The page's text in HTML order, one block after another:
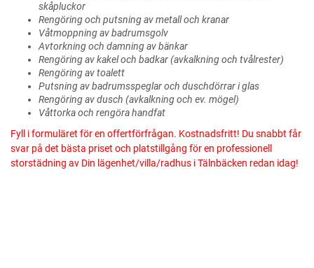
skåpluckor
Rengöring och putsning av metall och kranar
Våtmoppning av badrumsgolv
Avtorkning och damning av bänkar
Rengöring av kakel och badkar (avkalkning och tvålrester)
Rengöring av toalett
Putsning av badrumsspeglar och duschdörrar i glas
Rengöring av dusch (avkalkning och ev. mögel)
Våttorka och rengöra handfat
Fyll i formuläret för en offertförfrågan. Kostnadsfritt! Du snabbt får
svar på det bästa priset och platstillgång för en professionell
storstädning av Din lägenhet/villa/radhus i Tälnbäcken redan idag!